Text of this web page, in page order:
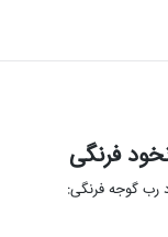
ماهی: یک عدد گوجه فرنگی: 3 عدد رب گوجه فرنگی: